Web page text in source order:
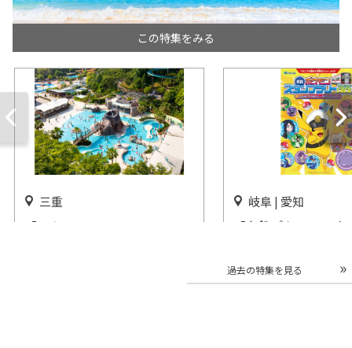
この特集をみる
三重
「アクア・アドベンチャー」
岐阜 | 愛知
「名鉄ポケモンス
開催中
過去の特集を見る